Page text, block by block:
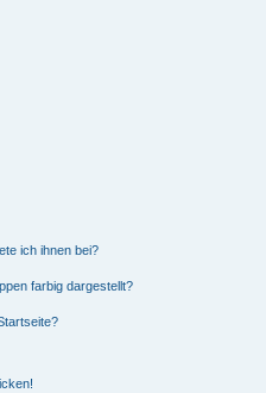
ich ihnen bei?
farbig dargestellt?